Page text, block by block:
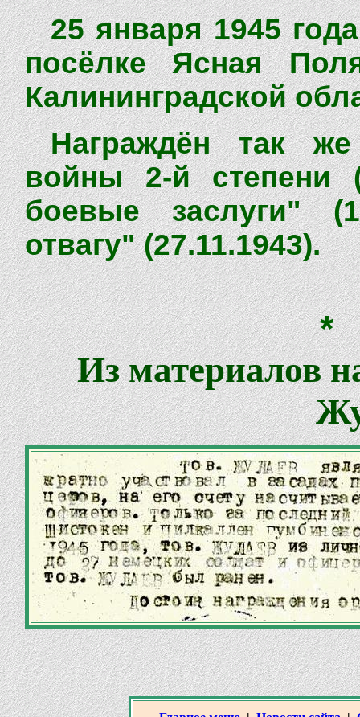
25 января 1945
посёлке Ясная
Калининградской
Награждён так
войны 2-й степени
боевые заслуги"
отвагу" (27.11.1943).
Из материалов